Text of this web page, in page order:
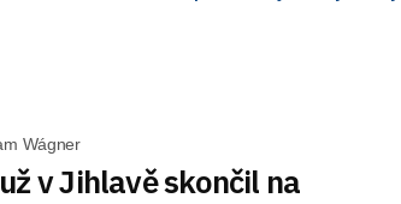
Wágner
v Jihlavě skončil na